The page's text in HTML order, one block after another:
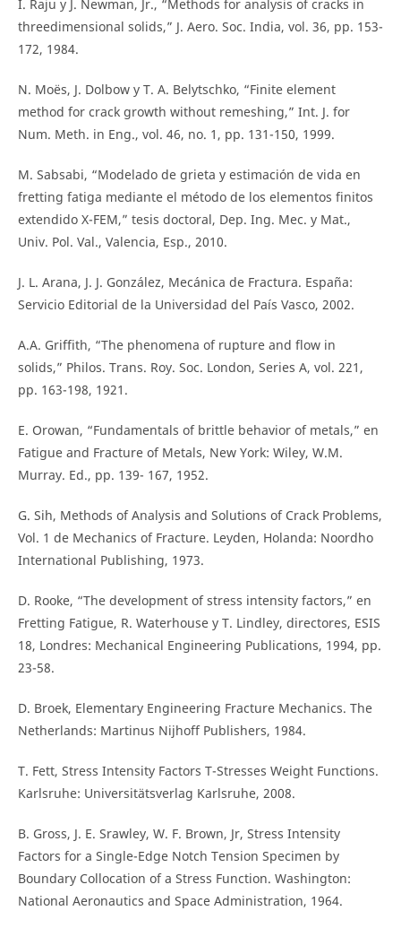
I. Raju y J. Newman, Jr., “Methods for analysis of cracks in
threedimensional solids,” J. Aero. Soc. India, vol. 36, pp. 153-
172, 1984.
N. Moës, J. Dolbow y T. A. Belytschko, “Finite element
method for crack growth without remeshing,” Int. J. for
Num. Meth. in Eng., vol. 46, no. 1, pp. 131-150, 1999.
M. Sabsabi, “Modelado de grieta y estimación de vida en
fretting fatiga mediante el método de los elementos finitos
extendido X-FEM,” tesis doctoral, Dep. Ing. Mec. y Mat.,
Univ. Pol. Val., Valencia, Esp., 2010.
J. L. Arana, J. J. González, Mecánica de Fractura. España:
Servicio Editorial de la Universidad del País Vasco, 2002.
A.A. Griffith, “The phenomena of rupture and flow in
solids,” Philos. Trans. Roy. Soc. London, Series A, vol. 221,
pp. 163-198, 1921.
E. Orowan, “Fundamentals of brittle behavior of metals,” en
Fatigue and Fracture of Metals, New York: Wiley, W.M.
Murray. Ed., pp. 139- 167, 1952.
G. Sih, Methods of Analysis and Solutions of Crack Problems,
Vol. 1 de Mechanics of Fracture. Leyden, Holanda: Noordho
International Publishing, 1973.
D. Rooke, “The development of stress intensity factors,” en
Fretting Fatigue, R. Waterhouse y T. Lindley, directores, ESIS
18, Londres: Mechanical Engineering Publications, 1994, pp.
23-58.
D. Broek, Elementary Engineering Fracture Mechanics. The
Netherlands: Martinus Nijhoff Publishers, 1984.
T. Fett, Stress Intensity Factors T-Stresses Weight Functions.
Karlsruhe: Universitätsverlag Karlsruhe, 2008.
B. Gross, J. E. Srawley, W. F. Brown, Jr, Stress Intensity
Factors for a Single-Edge Notch Tension Specimen by
Boundary Collocation of a Stress Function. Washington:
National Aeronautics and Space Administration, 1964.